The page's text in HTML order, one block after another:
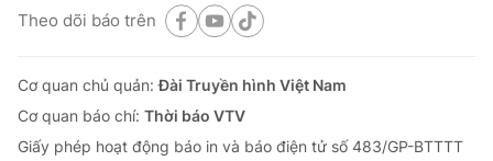
Theo dõi báo trên
Cơ quan chủ quản:Đài Truyền hình Việt Nam
Cơ quan báo chí: Thời báo VTV
Giấy phép hoạt động báo in và báo điện tử số 483/GP-BTTTT